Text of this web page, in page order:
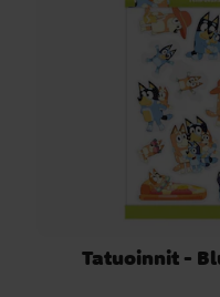
Tatuoinnit -